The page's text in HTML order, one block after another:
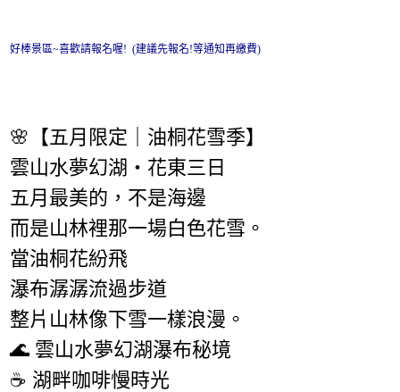
好棒景區~喜歡請報名喔! (建議先報名!等通知再繳費)
🌸【五月限定｜油桐花雪季】
雲山水夢幻湖・花東三日
五月最美的，不是海邊
而是山林裡那一場白色花雪。
當油桐花紛飛
瀑布潺潺流過步道
整片山林像下雪一樣浪漫。
🌊 雲山水夢幻湖瀑布秘境
☕ 湖畔咖啡慢時光